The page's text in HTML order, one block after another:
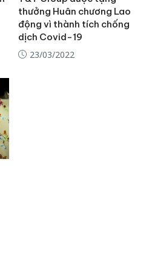
thưởng Huân chương Lao
động vì thành tích chống
dịch Covid-19
23/03/2022